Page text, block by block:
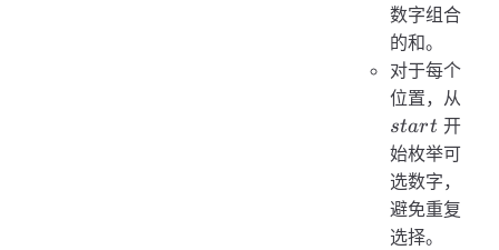
数字组合
的和。
对于每个
位置，从
start 开
始枚举可
选数字，
避免重复
选择。